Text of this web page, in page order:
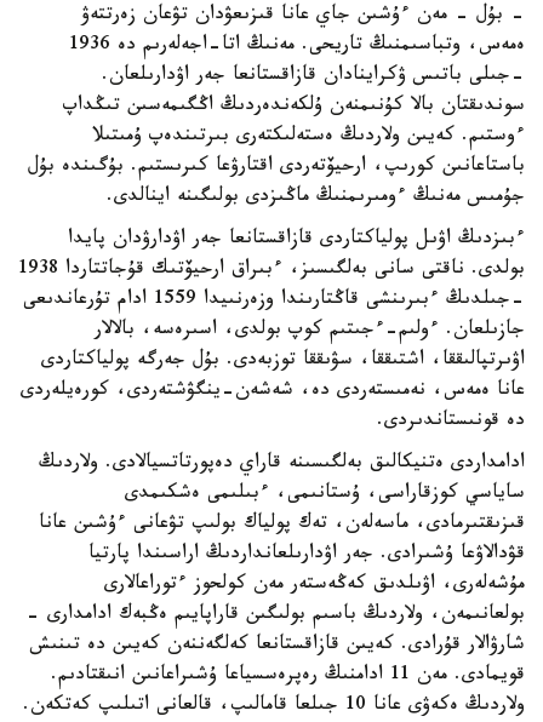
- بۇل - مەن ءۇشىن جاي عانا قىزىعۋدان تۋعان زەرتتەۋ
ەمەس، وتباسىمنىڭ تاريحى. مەنىڭ اتا-اجەلەرىم دە 1936
-جىلى باتىس ۋكراينادان قازاقستانعا جەر اۋدارىلعان.
سوندىقتان بالا كۇنىمنەن ۇلكەندەردىڭ اڭگىمەسىن تىڭداپ
ءوستىم. كەيىن ولاردىڭ ەستەلىكتەرى بىرتىندەپ ۇمىتىلا
باستاعانىن كورىپ، ارحيۆتەردى اقتارۋعا كىرىستىم. بۇگىندە بۇل
جۇمىس مەنىڭ ءومىرىمنىڭ ماڭىزدى بولىگىنە اينالدى.
ءبىزدىڭ اۋىل پولياكتاردى قازاقستانعا جەر اۋدارۋدان پايدا
بولدى. ناقتى سانى بەلگىسىز، ءبىراق ارحيۆتىك قۇجاتتاردا 1938
-جىلدىڭ ءبىرىنشى قاڭتارىندا وزەرنىيدا 1559 ادام تۇرعاندىعى
جازىلعان. ءولىم-ءجىتىم كوپ بولدى، اسىرەسە، بالالار
اۋىرتپالىققا، اشتىققا، سۋىققا توزبەدى. بۇل جەرگە پولياكتاردى
عانا ەمەس، نەمىستەردى دە، شەشەن-ينگۋشتەردى، كورەيلەردى
دە قونىستاندىردى.
ادامداردى ەتنيكالىق بەلگىسىنە قاراي دەپورتاتسيالادى. ولاردىڭ
ساياسي كوزقاراسى، ۇستانىمى، ءبىلىمى ەشكىمدى
قىزىقتىرمادى، ماسەلەن، تەك پولياك بولىپ تۋعانى ءۇشىن عانا
قۋدالاۋعا ۇشىرادى. جەر اۋدارىلعانداردىڭ اراسىندا پارتيا
مۇشەلەرى، اۋىلدىق كەڭەستەر مەن كولحوز ءتوراعالارى
بولعانىمەن، ولاردىڭ باسىم بولىگىن قاراپايىم ەڭبەك ادامدارى -
شارۋالار قۇرادى. كەيىن قازاقستانعا كەلگەننەن كەيىن دە تىنىش
قويمادى. مەن 11 ادامنىڭ رەپرەسسياعا ۇشىراعانىن انىقتادىم.
ولاردىڭ ەكەۋى عانا 10 جىلعا قامالىپ، قالعانى اتىلىپ كەتكەن.